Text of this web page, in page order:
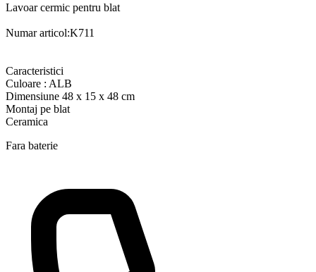
Lavoar cermic pentru blat
Numar articol:K711
Caracteristici
Culoare : ALB
Dimensiune 48 x 15 x 48 cm
Montaj pe blat
Ceramica
Fara baterie